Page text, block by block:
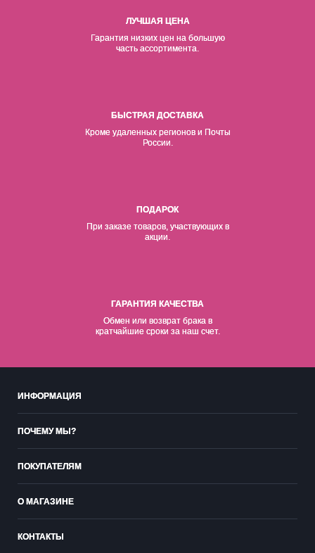
ЛУЧШАЯ ЦЕНА
Гарантия низких цен на большую
часть ассортимента.
БЫСТРАЯ ДОСТАВКА
Кроме удаленных регионов и Почты
России.
ПОДАРОК
При заказе товаров, участвующих в
акции.
ГАРАНТИЯ КАЧЕСТВА
Обмен или возврат брака в
кратчайшие сроки за наш счет.
ИНФОРМАЦИЯ
ПОЧЕМУ МЫ?
ПОКУПАТЕЛЯМ
О МАГАЗИНЕ
КОНТАКТЫ